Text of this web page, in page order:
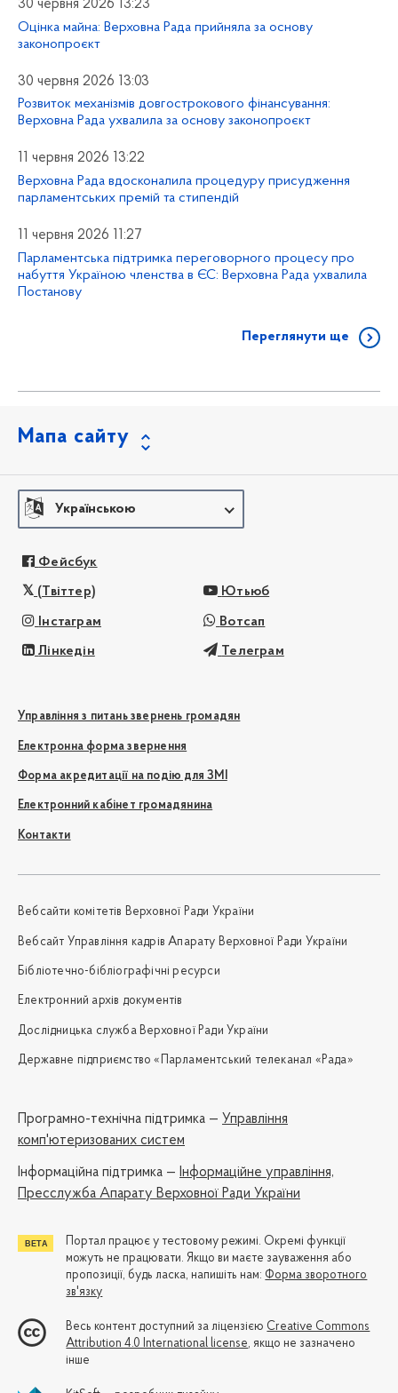
30 червня 2026 13:23
Оцінка майна: Верховна Рада прийняла за основу
законопроєкт
30 червня 2026 13:03
Розвиток механізмів довгострокового фінансування:
Верховна Рада ухвалила за основу законопроєкт
11 червня 2026 13:22
Верховна Рада вдосконалила процедуру присудження
парламентських премій та стипендій
11 червня 2026 11:27
Парламентська підтримка переговорного процесу про
набуття Україною членства в ЄС: Верховна Рада ухвалила
Постанову
Переглянути ще
Мапа сайту
Українською
Фейсбук
(Твіттер) Ютьюб
Інстаграм Вотсап
Лінкедін Телеграм
Управління з питань звернень громадян
Електронна форма звернення
Форма акредитації на подію для ЗМІ
Електронний кабінет громадянина
Контакти
Вебсайти комітетів Верховної Ради України
Вебсайт Управління кадрів Апарату Верховної Ради України
Бібліотечно-бібліографічні ресурси
Електронний архів документів
Дослідницька служба Верховної Ради України
Державне підприємство «Парламентський телеканал «Рада»
Програмно-технічна підтримка — Управління
комп'ютеризованих систем
Iнформаційна підтримка — Інформаційне управління,
Пресслужба Апарату Верховної Ради України
Портал працює у тестовому режимі. Окремі функції
можуть не працювати. Якщо ви маєте зауваження або
пропозиції, будь ласка, напишіть нам: Форма зворотного
зв'язку
Весь контент доступний за ліцензією Creative Commons
Attribution 4.0 International license, якщо не зазначено
інше